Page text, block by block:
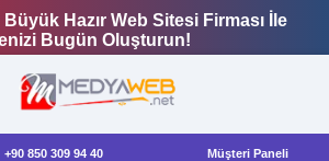
Hazır Web Sitesi Firması İle
Bugün Oluşturun!
+90 850 309 94 40 Müşteri Paneli